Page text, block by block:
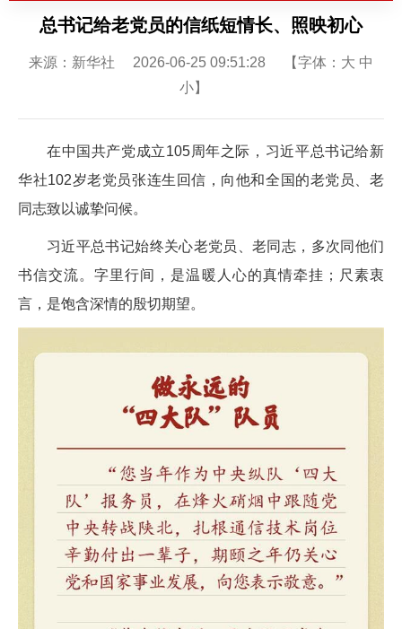
总书记给老党员的信纸短情长、照映初心
来源：新华社 2026-06-25 09:51:28 【字体： 大 中
小】
在中国共产党成立105周年之际，习近平总书记给新
华社102岁老党员张连生回信，向他和全国的老党员、老
同志致以诚挚问候。
习近平总书记始终关心老党员、老同志，多次同他们
书信交流。字里行间，是温暖人心的真情牵挂；尺素衷
言，是饱含深情的殷切期望。